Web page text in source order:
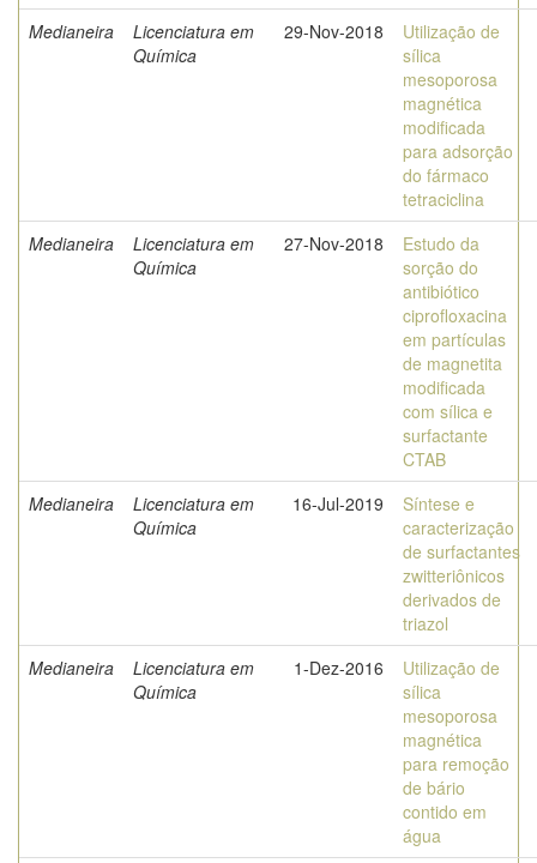
Medianeira
Licenciatura em
Química
29-Nov-2018
Utilização de
sílica
mesoporosa
magnética
modificada
para adsorção
do fármaco
tetraciclina
Medianeira
Licenciatura em
Química
27-Nov-2018
Estudo da
sorção do
antibiótico
ciprofloxacina
em partículas
de magnetita
modificada
com sílica e
surfactante
CTAB
Medianeira
Licenciatura em
Química
16-Jul-2019
Síntese e
caracterização
de surfactantes
zwitteriônicos
derivados de
triazol
Medianeira
Licenciatura em
Química
1-Dez-2016
Utilização de
sílica
mesoporosa
magnética
para remoção
de bário
contido em
água